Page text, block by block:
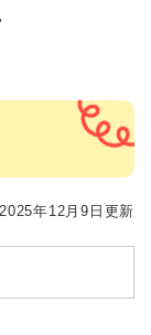
年12月9日更新